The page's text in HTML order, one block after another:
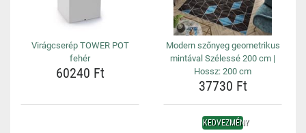
Virágcserép TOWER POT
fehér
60240 Ft
Modern szőnyeg geometrikus
mintával Szélessé 200 cm |
Hossz: 200 cm
37730 Ft
KEDVEZMÉNY